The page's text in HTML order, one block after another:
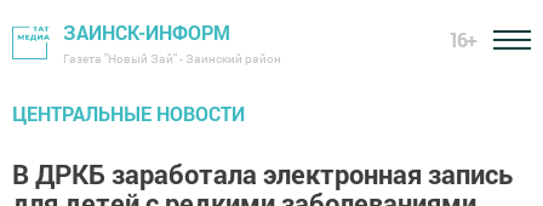
ЗАИНСК-ИНФОРМ
Газета "Новый Зай" - Заинский район
16+
ЦЕНТРАЛЬНЫЕ НОВОСТИ
В ДРКБ заработала электронная запись